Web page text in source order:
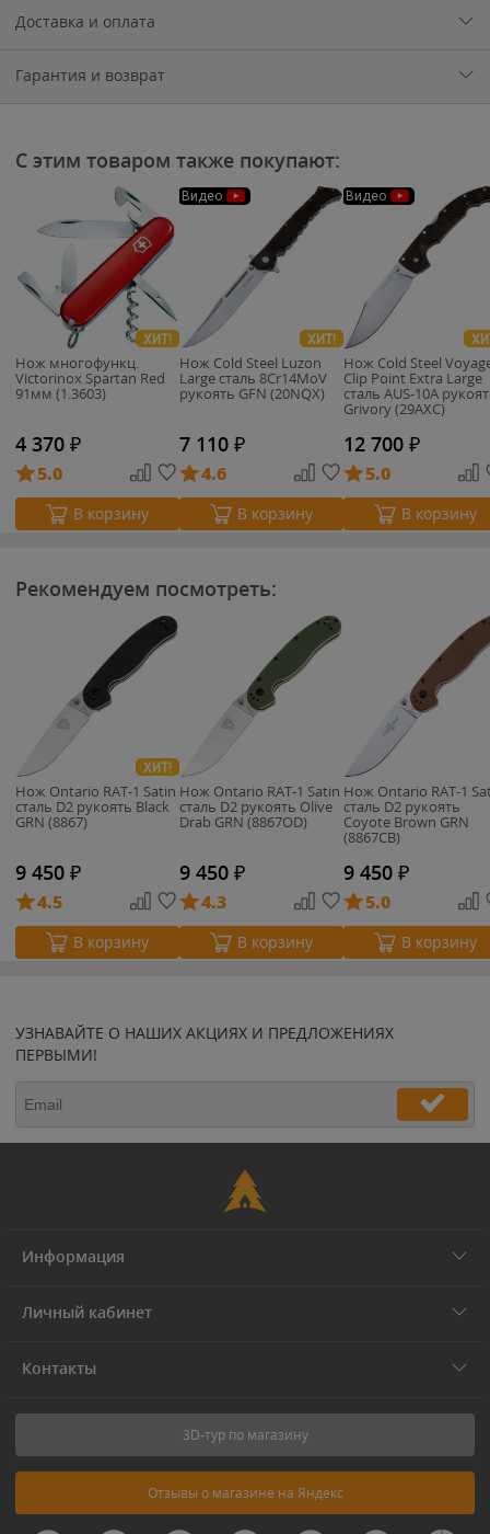
Доставка и оплата
Гарантия и возврат
С этим товаром также покупают:
ХИТ!
Нож многофункц.
Victorinox Spartan Red
91мм (1.3603)
4 370 ₽
5.0
В корзину
Видео
ХИТ!
Нож Cold Steel Luzon
Large сталь 8Cr14MoV
рукоять GFN (20NQX)
7 110 ₽
4.6
В корзину
Видео
Нож Cold Steel
Clip Point Extra Large
сталь AUS-10A
Grivory (29AXC)
12 700 ₽
5.0
В корзину
Рекомендуем посмотреть:
ХИТ!
Нож Ontario RAT-1 Satin
сталь D2 рукоять Black
GRN (8867)
9 450 ₽
4.5
В корзину
Нож Ontario RAT-1 Satin
сталь D2 рукоять Olive
Drab GRN (8867OD)
9 450 ₽
4.3
В корзину
Нож Ontario RAT-1
сталь D2 рукоять
Coyote Brown GRN
(8867CB)
9 450 ₽
5.0
В корзину
УЗНАВАЙТЕ О НАШИХ АКЦИЯХ И ПРЕДЛОЖЕНИЯХ
ПЕРВЫМИ!
Информация
Личный кабинет
Контакты
3D-тур по магазину
Отзывы о магазине на Яндекс